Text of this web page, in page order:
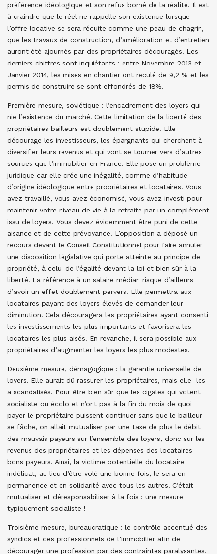
préférence idéologique et son refus borné de la réalité. Il est
à craindre que le réel ne rappelle son existence lorsque
l’offre locative se sera réduite comme une peau de chagrin,
que les travaux de construction, d’amélioration et d’entretien
auront été ajournés par des propriétaires découragés. Les
derniers chiffres sont inquiétants : entre Novembre 2013 et
Janvier 2014, les mises en chantier ont reculé de 9,2 % et les
permis de construire se sont effondrés de 18%.
Première mesure, soviétique : l’encadrement des loyers qui
nie l’existence du marché. Cette limitation de la liberté des
propriétaires bailleurs est doublement stupide. Elle
décourage les investisseurs, les épargnants qui cherchent à
diversifier leurs revenus et qui vont se tourner vers d’autres
sources que l’immobilier en France. Elle pose un problème
juridique car elle crée une inégalité, comme d’habitude
d’origine idéologique entre propriétaires et locataires. Vous
avez travaillé, vous avez économisé, vous avez investi pour
maintenir votre niveau de vie à la retraite par un complément
issu de loyers. Vous devez évidemment être puni de cette
aisance et de cette prévoyance. L’opposition a déposé un
recours devant le Conseil Constitutionnel pour faire annuler
une disposition législative qui porte atteinte au principe de
propriété, à celui de l’égalité devant la loi et bien sûr à la
liberté. La référence à un salaire médian risque d’ailleurs
d’avoir un effet doublement pervers. Elle permettra aux
locataires payant des loyers élevés de demander leur
diminution. Cela découragera les propriétaires ayant consenti
les investissements les plus importants et favorisera les
locataires les plus aisés. En revanche, il sera possible aux
propriétaires d’augmenter les loyers les plus modestes.
Deuxième mesure, démagogique : la garantie universelle de
loyers. Elle aurait dû rassurer les propriétaires, mais elle les
a scandalisés. Pour être bien sûr que les cigales qui votent
socialiste ou écolo et n’ont pas à la fin du mois de quoi
payer le propriétaire puissent continuer sans que le bailleur
se fâche, on allait mutualiser par une taxe de plus le débit
des mauvais payeurs sur l’ensemble des loyers, donc sur les
revenus des propriétaires et les dépenses des locataires
bons payeurs. Ainsi, la victime potentielle du locataire
indélicat, au lieu d’être volé une bonne fois, le sera en
permanence et en solidarité avec tous les autres. C’était
mutualiser et déresponsabiliser à la fois : une mesure
typiquement socialiste !
Troisième mesure, bureaucratique : le contrôle accentué des
syndics et des professionnels de l’immobilier afin de
décourager une profession par des contraintes paralysantes.